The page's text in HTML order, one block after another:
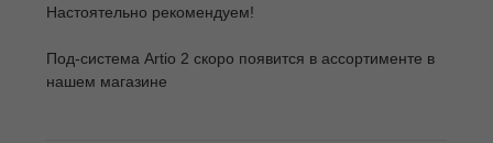
Настоятельно рекомендуем!
Под-система Artio 2 скоро появится в ассортименте в
нашем магазине